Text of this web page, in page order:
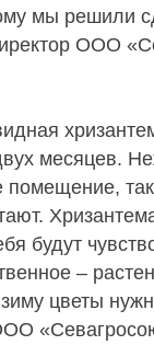
мы решили
ООО
месяцев.
будут
–
цветы